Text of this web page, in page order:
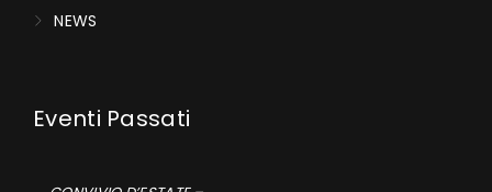
NEWS